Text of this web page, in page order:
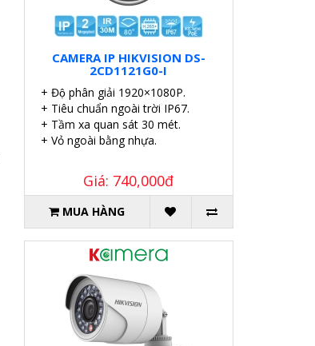
CAMERA IP HIKVISION DS-
2CD1121G0-I
+ Độ phân giải 1920×1080P.
+ Tiêu chuẩn ngoài trời IP67.
+ Tầm xa quan sát 30 mét.
+ Vỏ ngoài bằng nhựa.
Giá: 740,000đ
MUA HÀNG